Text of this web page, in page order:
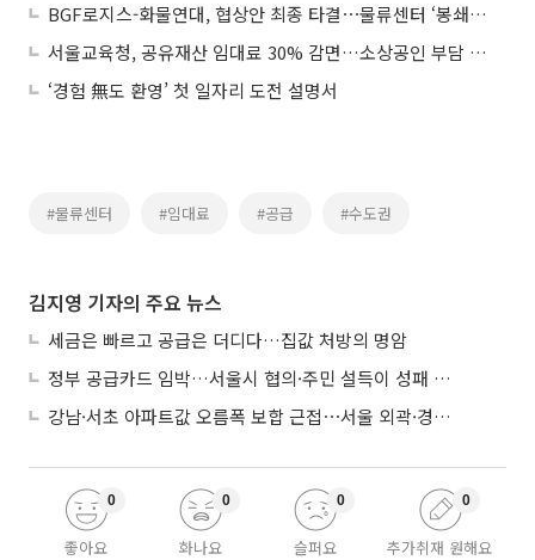
BGF로지스-화물연대, 협상안 최종 타결⋯물류센터 ‘봉쇄 해제’
서울교육청, 공유재산 임대료 30% 감면…소상공인 부담 낮춘다
‘경험 無도 환영’ 첫 일자리 도전 설명서
#물류센터 #임대료 #공급 #수도권
김지영 기자의 주요 뉴스
세금은 빠르고 공급은 더디다…집값 처방의 명암
정부 공급카드 임박…서울시 협의·주민 설득이 성패 가른다
강남·서초 아파트값 오름폭 보합 근접⋯서울 외곽·경기 남부 중심 매수세
좋아요
0
화나요
0
슬퍼요
0
추가취재 원해요
0